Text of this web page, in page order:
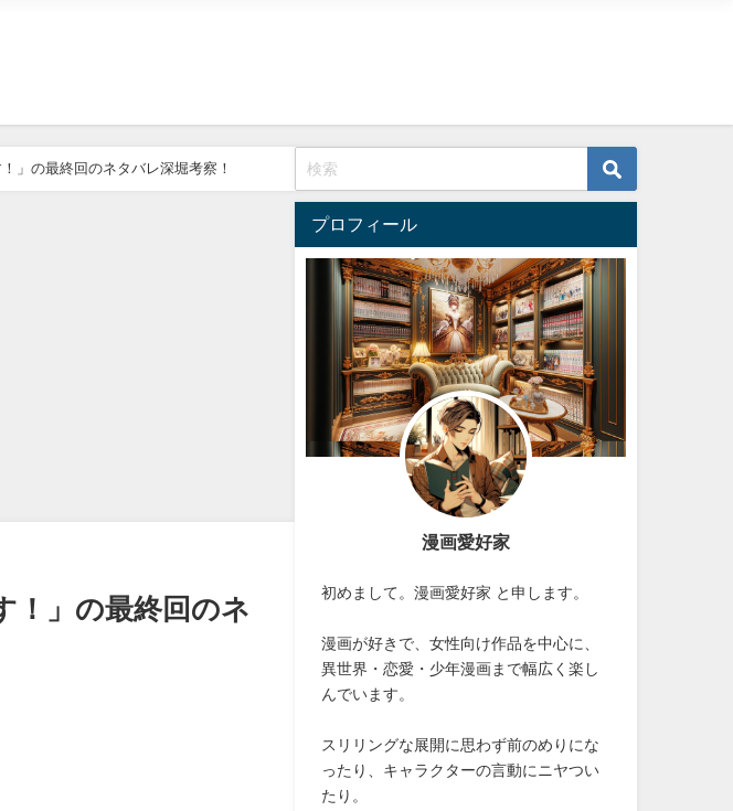
」の最終回のネタバレ深堀考察！
！」の最終回のネ
プロフィール
漫画愛好家
初めまして。漫画愛好家 と申します。
漫画が好きで、女性向け作品を中心に、
異世界・恋愛・少年漫画まで幅広く楽し
んでいます。
スリリングな展開に思わず前のめりにな
ったり、キャラクターの言動にニヤつい
たり。